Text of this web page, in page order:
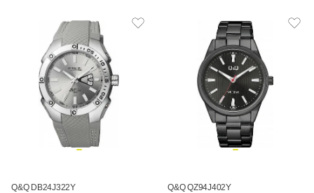
Q&Q DB24J322Y Q&Q QZ94J402Y